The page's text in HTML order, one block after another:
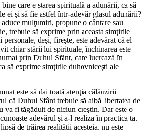
care e starea spirituală a adunării, ca să
ei şi să fie astfel într-adevăr glasul adunării?
mulţumiri, propune o cântare sau
trebuie să exprime prin aceasta simţirile
deşi, fireşte, este adevărat că el
chiar stării lui spirituale, închinarea este
prin Duhul Sfânt, care lucrează în
să exprime simţirile duhovniceşti ale
este să dai toată atenţia călăuzirii
că Duhul Sfânt trebuie să aibă libertatea de
va fi tăgăduit de niciun creştin. Dar este o
adevărul şi a-l realiza în practica ta.
de trăirea realităţii acesteia, nu este